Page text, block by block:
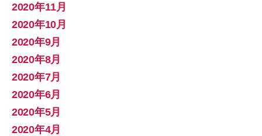
2020年11月
2020年10月
2020年9月
2020年8月
2020年7月
2020年6月
2020年5月
2020年4月